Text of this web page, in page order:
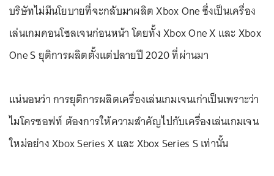
บริษัทไม่มีนโยบายที่จะกลับมาผลิต Xbox One ซึ่งเป็นเครื่อง
เล่นเกมคอนโซลเจนก่อนหน้า โดยทั้ง Xbox One X และ Xbox
One S ยุติการผลิตตั้งแต่ปลายปี 2020 ที่ผ่านมา
แน่นอนว่า การยุติการผลิตเครื่องเล่นเกมเจนเก่าเป็นเพราะว่า
ไมโครซอฟท์ ต้องการให้ความสำคัญไปกับเครื่องเล่นเกมเจน
ใหม่อย่าง Xbox Series X และ Xbox Series S เท่านั้น